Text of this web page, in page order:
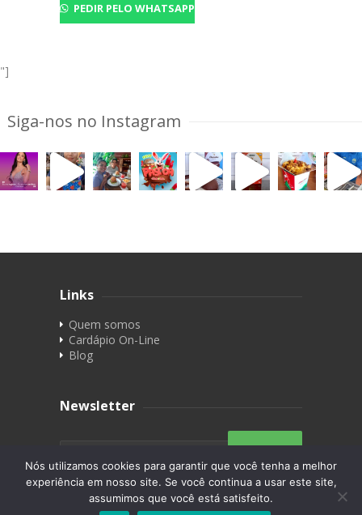
PEDIR PELO WHATSAPP
"]
Siga-nos no Instagram
Links
Quem somos
Cardápio On-Line
Blog
Newsletter
Nós utilizamos cookies para garantir que você tenha a melhor
experiência em nosso site. Se você continua a usar este site,
assumimos que você está satisfeito.